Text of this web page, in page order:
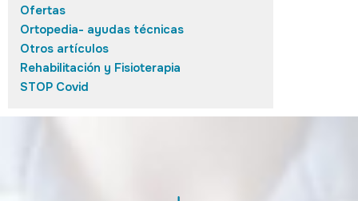
Ofertas
Ortopedia- ayudas técnicas
Otros artículos
Rehabilitación y Fisioterapia
STOP Covid